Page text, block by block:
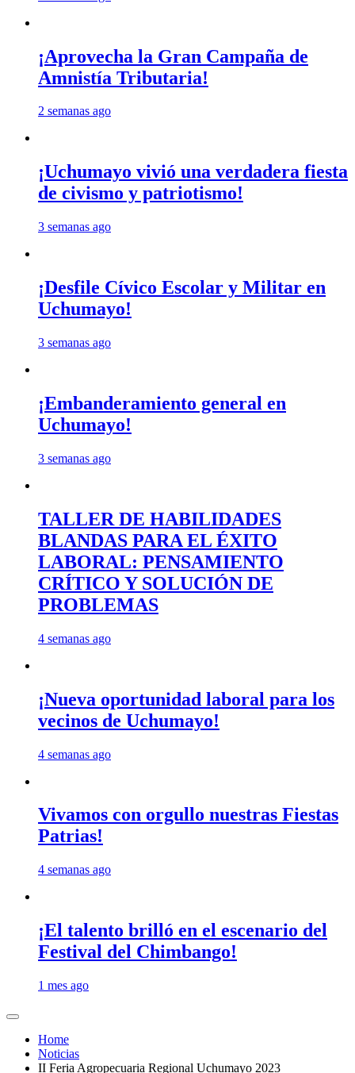
¡Aprovecha la Gran Campaña de
Amnistía Tributaria!
2 semanas ago
¡Uchumayo vivió una verdadera fiesta
de civismo y patriotismo!
3 semanas ago
¡Desfile Cívico Escolar y Militar en
Uchumayo!
3 semanas ago
¡Embanderamiento general en
Uchumayo!
3 semanas ago
TALLER DE HABILIDADES
BLANDAS PARA EL ÉXITO
LABORAL: PENSAMIENTO
CRÍTICO Y SOLUCIÓN DE
PROBLEMAS
4 semanas ago
¡Nueva oportunidad laboral para los
vecinos de Uchumayo!
4 semanas ago
Vivamos con orgullo nuestras Fiestas
Patrias!
4 semanas ago
¡El talento brilló en el escenario del
Festival del Chimbango!
1 mes ago
Home
Noticias
II Feria Agropecuaria Regional Uchumayo 2023